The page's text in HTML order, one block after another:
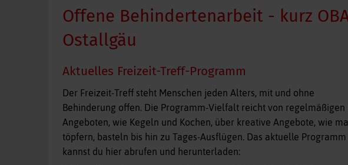
Offene Behindertenarbeit - kurz
Ostallgäu
Aktuelles Freizeit-Treff-Programm
Der Freizeit-Treff steht Menschen jeden Alters, mit und ohne
Behinderung offen. Die Programm-Vielfalt reicht von regelmäßigen
Angeboten, wie Kegeln und Kochen, über kreative Angebote, wie
töpfern, basteln bis hin zu Tages-Ausflügen. Das aktuelle Programm
kannst du hier abrufen und herunterladen: